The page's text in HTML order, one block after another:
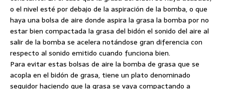
o el nivel esté por debajo de la aspiración de la bomba, o que
haya una bolsa de aire donde aspira la grasa la bomba por no
estar bien compactada la grasa del bidón el sonido del aire al
salir de la bomba se acelera notándose gran diferencia con
respecto al sonido emitido cuando funciona bien.
Para evitar estas bolsas de aire la bomba de grasa que se
acopla en el bidón de grasa, tiene un plato denominado
seguidor haciendo que la grasa se vaya compactando a